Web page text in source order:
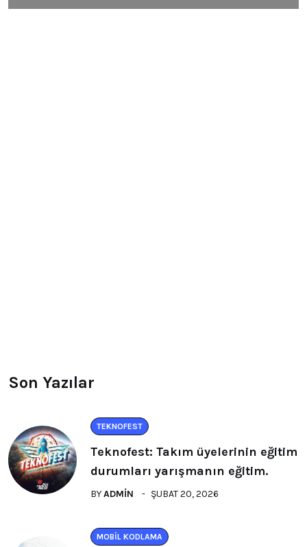
Son Yazılar
TEKNOFEST
Teknofest: Takım üyelerinin eğitim
durumları yarışmanın eğitim.
BYADMIN ŞUBAT 20, 2026
MOBIL KODLAMA